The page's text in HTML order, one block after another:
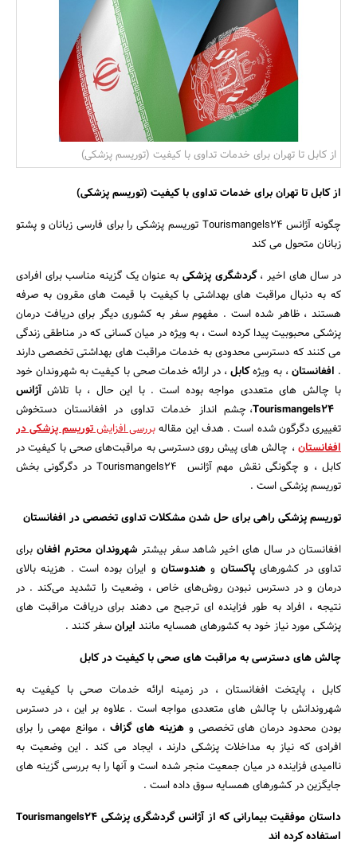
بانک، بیمه و سرمایه
مسکن و ساختمان
جستجو
از کابل تا تهران برای خدمات تداوی با کیفیت (توریسم پزشکی)
از کابل تا تهران برای خدماتتداوی با کیفیت (توریسم پزشکی)
چگونه آژانس Tourismangels24 توریسم پزشکی را برای فارسی زبانان و پشتو
زبانان متحول می کند
در سال های اخیر ،گردشگری پزشکی به عنوان یک گزینه مناسب برای افرادی
که به دنبال مراقبت های بهداشتی با کیفیت با قیمت های مقرون به صرفه
هستند ، ظاهر شده است . مفهوم سفر به کشوری دیگر برای دریافت درمان
پزشکی محبوبیت پیدا کرده است ، به ویژه در میان کسانی که در مناطقی زندگی
می کنند که دسترسی محدودی به خدمات مراقبت های بهداشتی تخصصی دارند
. افغانستان ، به ویژهکابل، در ارائه خدمات صحی با کیفیت به شهروندان خود
با چالش های متعددی مواجه بوده است . با این حال ، با تلاشآژانس
، چشم انداز خدمات تداوی در افغانستان دستخوش
تغییری دگرگون شده است . هدف این مقالهبررسی افزایشتوریسم پزشکی در
افغانستان ، چالش‌ های پیش روی دسترسی به مراقبت‌های صحی با کیفیت در
کابل ، و چگونگی نقش مهم آژانس Tourismangels24 در دگرگونی بخش
توریسم پزشکی است .
توریسم پزشکی راهی برای حل شدن مشکلات تداوی تخصصی در افغانستان
افغانستان در سال های اخیر شاهد سفر بیشتر شهروندان محترم افغان برای
تداوی در کشورهایپاکستان وهندوستان و ایران بوده است . هزینه بالای
درمان و در دسترس نبودن روش‌های خاص ، وضعیت را تشدید می‌کند . در
نتیجه ، افراد به طور فزاینده ای ترجیح می دهند برای دریافت مراقبت های
پزشکی مورد نیاز خود به کشورهای همسایه مانند ایرانسفر کنند .
چالش های دسترسی به مراقبت های صحی با کیفیت در کابل
کابل ، پایتخت افغانستان ، در زمینه ارائه خدمات صحی با کیفیت به
شهروندانش با چالش های متعددی مواجه است . علاوه بر این ، در دسترس
بودن محدود درمان‌ های تخصصی وهزینه ‌های گزاف، موانع مهمی را برای
افرادی که نیاز به مداخلات پزشکی دارند ، ایجاد می ‌کند . این وضعیت به
ناامیدی فزاینده در میان جمعیت منجر شده است و آنها را به بررسی گزینه های
جایگزین در کشورهای همسایه سوق داده است .
داستان موفقیت بیمارانی که از آژانس گردشگری پزشکی Tourismangels24
استفاده کرده اند